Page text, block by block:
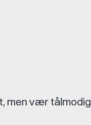
men vær tålmodig